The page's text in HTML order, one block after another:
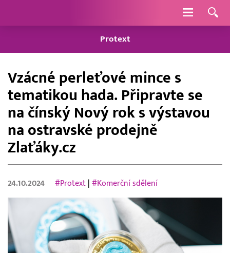
Navigace
Protext
Vzácné perleťové mince s
tematikou hada. Připravte se
na čínský Nový rok s výstavou
na ostravské prodejně
Zlaťáky.cz
24.10.2024 #Protext |#Komerční sdělení